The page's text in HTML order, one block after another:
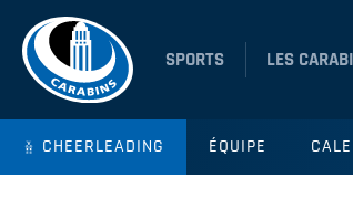
SPORTS LES
CHEERLEADING ÉQUIPE